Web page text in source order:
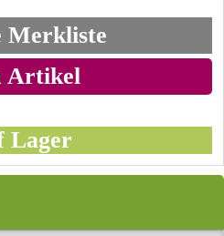
Merkliste
Artikel
Lager